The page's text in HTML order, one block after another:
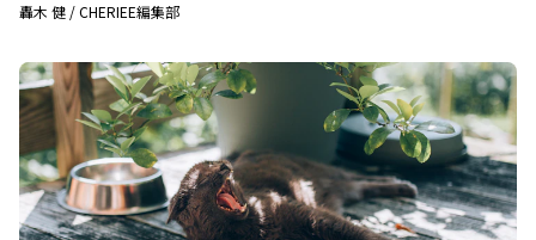
轟木 健 /CHERIEE編集部